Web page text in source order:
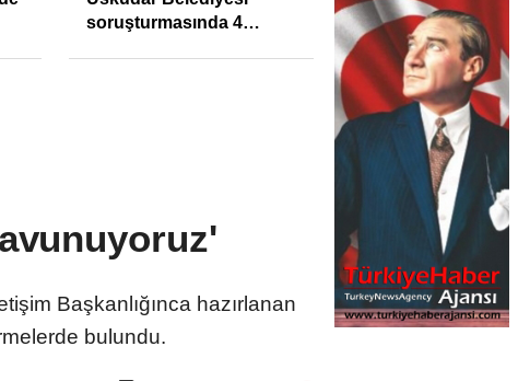
soruşturmasında 4
Başkanlığınca hazırlanan
bulundu.